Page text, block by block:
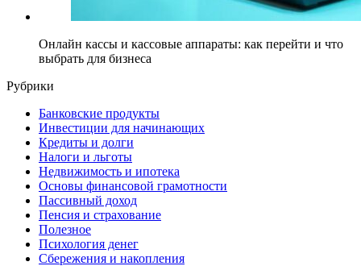
Онлайн кассы и кассовые аппараты: как перейти и что
выбрать для бизнеса
Рубрики
Банковские продукты
Инвестиции для начинающих
Кредиты и долги
Налоги и льготы
Недвижимость и ипотека
Основы финансовой грамотности
Пассивный доход
Пенсия и страхование
Полезное
Психология денег
Сбережения и накопления